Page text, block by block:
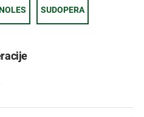
SUDOPERA